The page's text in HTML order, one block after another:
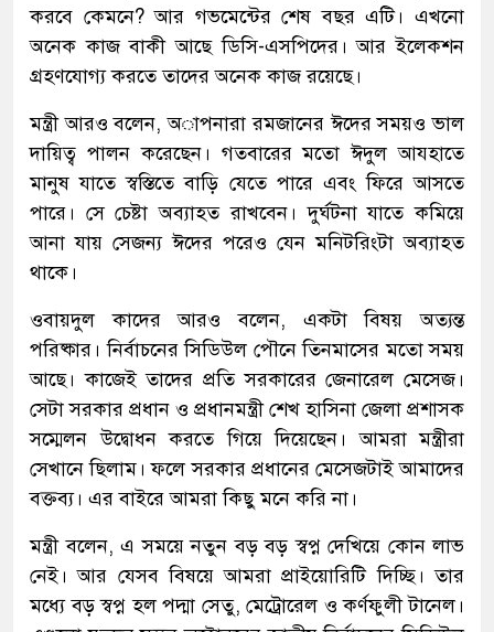
করবে কেমনে? আর গভমেন্টের শেষ বছর এটি। এখনো
অনেক কাজ বাকী আছে ডিসি-এসপিদের। আর ইলেকশন
গ্রহণযোগ্য করতে তাদের অনেক কাজ রয়েছে।
মন্ত্রী আরও বলেন, অাপনারা রমজানের ঈদের সময়ও ভাল
দায়িত্ব পালন করেছেন। গতবারের মতো ঈদুল আযহাতে
মানুষ যাতে স্বস্তিতে বাড়ি যেতে পারে এবং ফিরে আসতে
পারে। সে চেষ্টা অব্যাহত রাখবেন। দুর্ঘটনা যাতে কমিয়ে
আনা যায় সেজন্য ঈদের পরেও যেন মনিটরিংটা অব্যাহত
থাকে।
ওবায়দুল কাদের আরও বলেন, একটা বিষয় অত্যন্ত
পরিষ্কার। নির্বাচনের সিডিউল পৌনে তিনমাসের মতো সময়
আছে। কাজেই তাদের প্রতি সরকারের জেনারেল মেসেজ।
সেটা সরকার প্রধান ও প্রধানমন্ত্রী শেখ হাসিনা জেলা প্রশাসক
সম্মেলন উদ্বোধন করতে গিয়ে দিয়েছেন। আমরা মন্ত্রীরা
সেখানে ছিলাম। ফলে সরকার প্রধানের মেসেজটাই আমাদের
বক্তব্য। এর বাইরে আমরা কিছু মনে করি না।
মন্ত্রী বলেন, এ সময়ে নতুন বড় বড় স্বপ্ন দেখিয়ে কোন লাভ
নেই। আর যেসব বিষয়ে আমরা প্রাইয়োরিটি দিচ্ছি। তার
মধ্যে বড় স্বপ্ন হল পদ্মা সেতু, মেট্রোরেল ও কর্ণফুলী টানেল।